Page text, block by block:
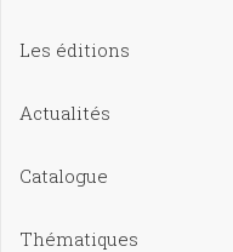
Les éditions
Actualités
Catalogue
Thématiques